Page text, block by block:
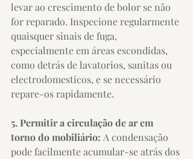
levar ao crescimento de bolor se não
for reparado. Inspecione regularmente
quaisquer sinais de fuga,
especialmente em áreas escondidas,
como detrás de lavatorios, sanitas ou
electrodomesticos, e se necessário
repare-os rapidamente.
5. Permitir a circulação de ar em
torno do mobiliário: A condensação
pode facilmente acumular-se atrás dos